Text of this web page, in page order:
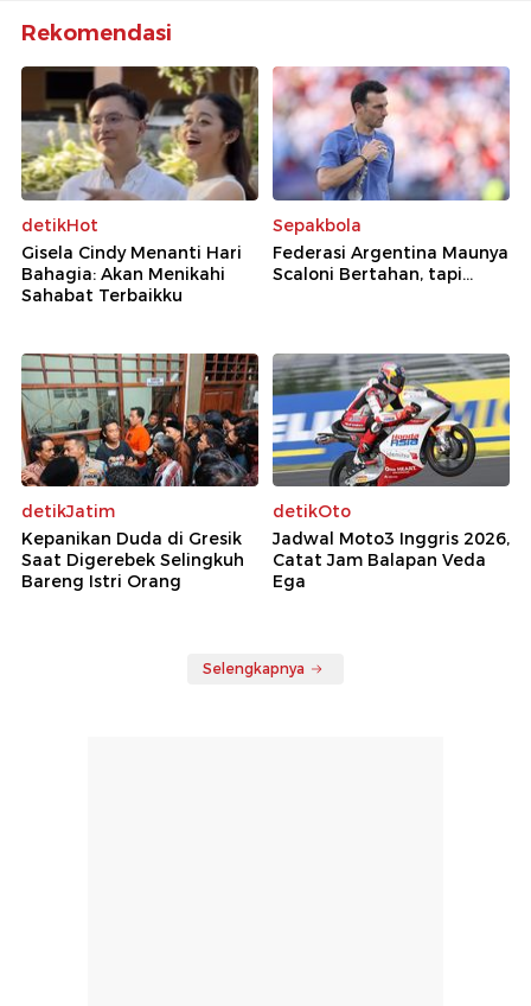
Rekomendasi
detikHot
Gisela Cindy Menanti Hari
Bahagia: Akan Menikahi
Sahabat Terbaikku
Sepakbola
Federasi Argentina Maunya
Scaloni Bertahan, tapi...
detikJatim
Kepanikan Duda di Gresik
Saat Digerebek Selingkuh
Bareng Istri Orang
detikOto
Jadwal Moto3 Inggris 2026,
Catat Jam Balapan Veda
Ega
Selengkapnya